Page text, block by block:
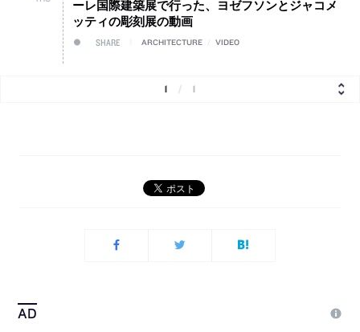
ーレ国際建築展で行った、ヨゼフソンとジャコメ
ッティの彫刻展の動画
SHARE ARCHITECTURE VIDEO
1 1